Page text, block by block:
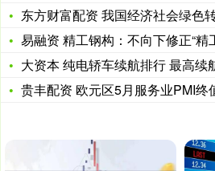
东方财富配资 我国经济社会绿色
易融资 精工钢构：不向下修正“精
大资本 纯电轿车续航排行 最高续
贵丰配资 欧元区5月服务业PMI终